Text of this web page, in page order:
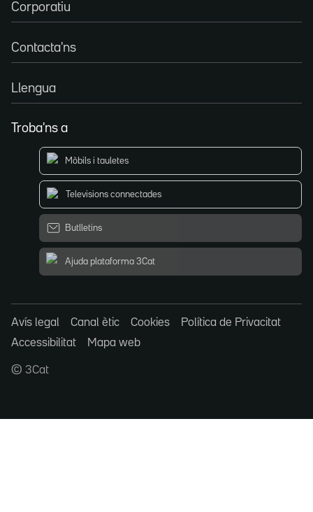
Corporatiu
Contacta'ns
Llengua
Troba'ns a
Mòbils i tauletes
Televisions connectades
Butlletins
Ajuda plataforma 3Cat
Avís legal Canal ètic Cookies
Política de Privacitat
Accessibilitat
Mapa web
© 3Cat